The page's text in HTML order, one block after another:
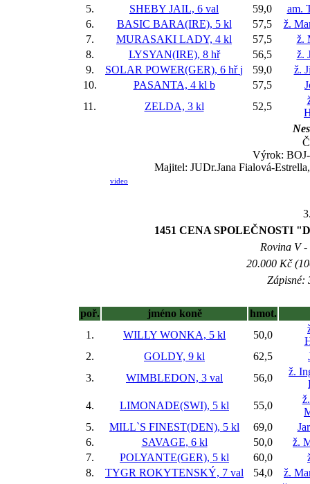
5.
SHEBY JAIL, 6 val 59,0
am.
6.
BASIC BARA(IRE), 5 kl 57,5
ž.
7.
MURASAKI LADY, 4 kl 57,5
ž.
8.
LYSYAN(IRE), 8 hř 56,5
ž.
9.
SOLAR POWER(GER), 6 hřj 59,0
ž.
10.
PASANTA, 4 kl b 57,5
11.
ZELDA, 3 kl 52,5
Výrok:
Majitel: JUDr.Jana Fialová-
video
1451 CENA SPOLEČNOSTI
Rovina V
20.000 Kč
Zápisné:
poř. jméno koně
hmot.
1.
WILLY WONKA, 5 kl 50,0
2.
GOLDY, 9 kl 62,5
3.
WIMBLEDON, 3 val 56,0
ž.
4.
LIMONADE(SWI), 5 kl 55,0
5.
MILL`S FINEST(DEN), 5 kl 69,0
6.
SAVAGE, 6 kl 50,0
ž.
7.
POLYANTE(GER), 5 kl 60,0
8.
TYGR ROKYTENSKÝ, 7 val 54,0
ž.